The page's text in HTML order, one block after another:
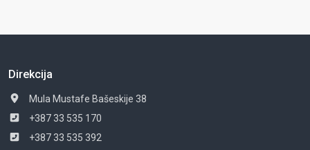
Direkcija
Mula Mustafe Bašeskije 38
+387 33 535 170
+387 33 535 392